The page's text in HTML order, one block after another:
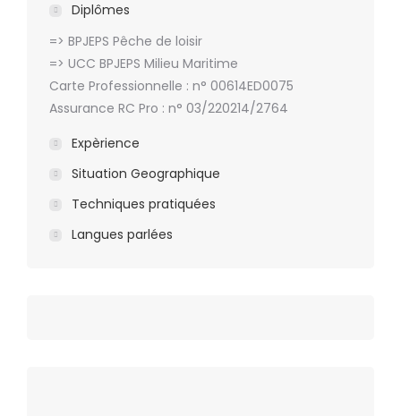
Diplômes
=> BPJEPS Pêche de loisir
=> UCC BPJEPS Milieu Maritime
Carte Professionnelle : n° 00614ED0075
Assurance RC Pro : n° 03/220214/2764
Expèrience
Situation Geographique
Techniques pratiquées
Langues parlées